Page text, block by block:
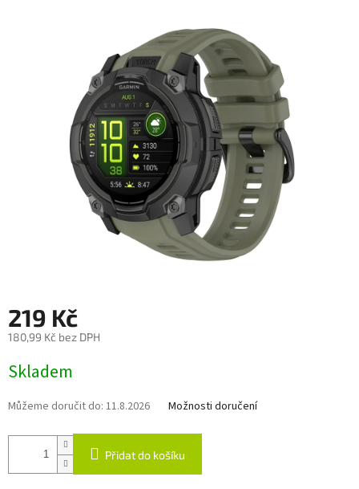
219 Kč
180,99 Kč bez DPH
cena:
Skladem
Můžeme doručit do: 11.8.2026 Možnosti doručení
Přidat do košíku